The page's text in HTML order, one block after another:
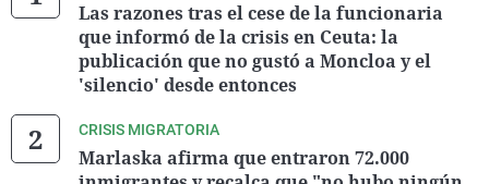
Las razones tras el cese de la funcionaria
que informó de la crisis en Ceuta: la
publicación que no gustó a Moncloa y el
'silencio' desde entonces
CRISIS MIGRATORIA
Marlaska afirma que entraron 72.000